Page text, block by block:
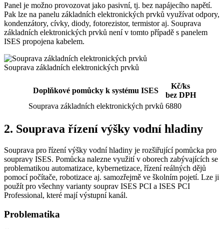
Panel je možno provozovat jako pasivní, tj. bez napájecího napětí.
Pak lze na panelu základních elektronických prvků využívat odpory,
kondenzátory, cívky, diody, fotorezistor, termistor aj. Souprava
základních elektronických prvků není v tomto případě s panelem
ISES propojena kabelem.
Souprava základních elektronických prvků
Doplňkové pomůcky k systému ISES
Kč/ks
bez DPH
Souprava základních elektronických prvků 6880
2. Souprava řízení výšky vodní hladiny
Souprava pro řízení výšky vodní hladiny je rozšiřující pomůcka pro
soupravy ISES. Pomůcka nalezne využití v oborech zabývajících se
problematikou automatizace, kybernetizace, řízení reálných dějů
pomocí počítače, robotizace aj. samozřejmě ve školním pojetí. Lze ji
použít pro všechny varianty souprav ISES PCI a ISES PCI
Professional, které mají výstupní kanál.
Problematika